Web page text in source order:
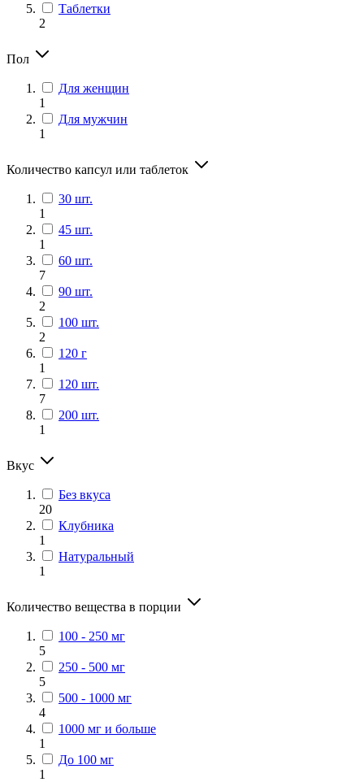
Таблетки
2
Пол
Для женщин
1
Для мужчин
1
Количество капсул или таблеток
30 шт.
1
45 шт.
1
60 шт.
7
90 шт.
2
100 шт.
2
120 г
1
120 шт.
7
200 шт.
1
Вкус
Без вкуса
20
Клубника
1
Натуральный
1
Количество вещества в порции
100 - 250 мг
5
250 - 500 мг
5
500 - 1000 мг
4
1000 мг и больше
1
До 100 мг
1